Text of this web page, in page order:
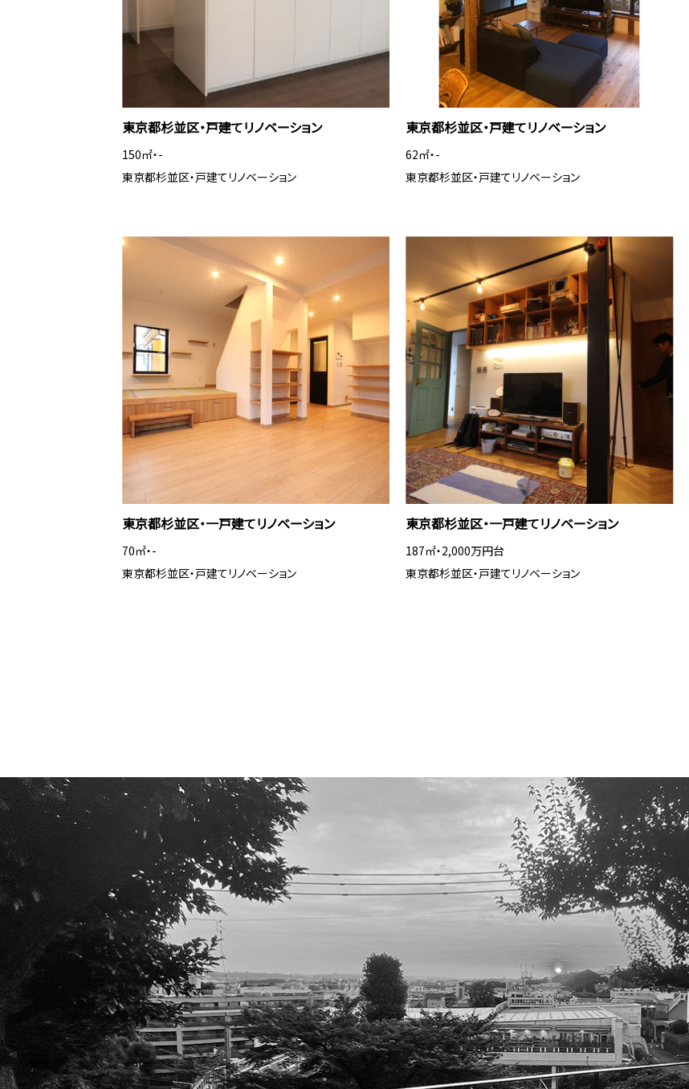
東京都杉並区・戸建てリノベーション
150㎡・-
東京都杉並区・戸建てリノベーション
東京都杉並区・戸建てリノベーション
62㎡・-
東京都杉並区・戸建てリノベーション
東京都杉並区・一戸建てリノベーション
70㎡・-
東京都杉並区・戸建てリノベーション
東京都杉並区・一戸建てリノベーション
187㎡・2,000万円台
東京都杉並区・戸建てリノベーション